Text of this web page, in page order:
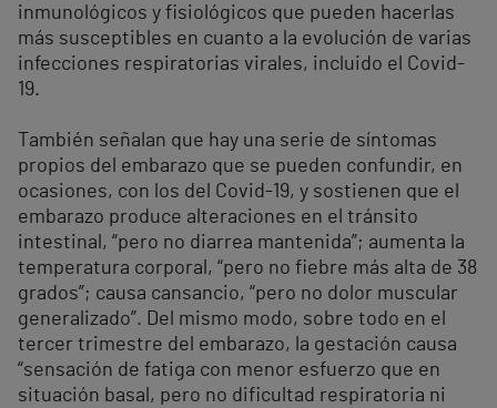
inmunológicos y fisiológicos que pueden hacerlas
más susceptibles en cuanto a la evolución de varias
infecciones respiratorias virales, incluido el Covid-
19.
También señalan que hay una serie de síntomas
propios del embarazo que se pueden confundir, en
ocasiones, con los del Covid-19, y sostienen que el
embarazo produce alteraciones en el tránsito
intestinal, “pero no diarrea mantenida”; aumenta la
temperatura corporal, “pero no fiebre más alta de 38
grados”; causa cansancio, “pero no dolor muscular
generalizado”. Del mismo modo, sobre todo en el
tercer trimestre del embarazo, la gestación causa
“sensación de fatiga con menor esfuerzo que en
situación basal, pero no dificultad respiratoria ni